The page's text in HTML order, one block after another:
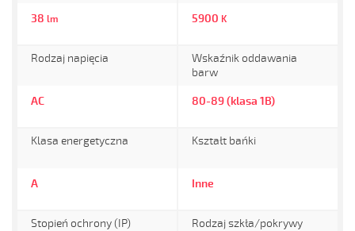
38 lm 5900 K
Rodzaj napięcia
AC
Wskaźnik oddawania
barw
80-89 (klasa 1B)
Klasa energetyczna
A
Kształt bańki
Inne
Stopień ochrony (IP) Rodzaj szkła/pokrywy